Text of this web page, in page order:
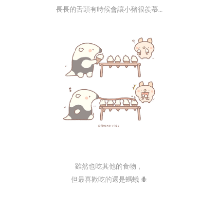
長長的舌頭有時候會讓小豬很羨慕...
雖然也吃其他的食物，
但最喜歡吃的還是螞蟻 🐜